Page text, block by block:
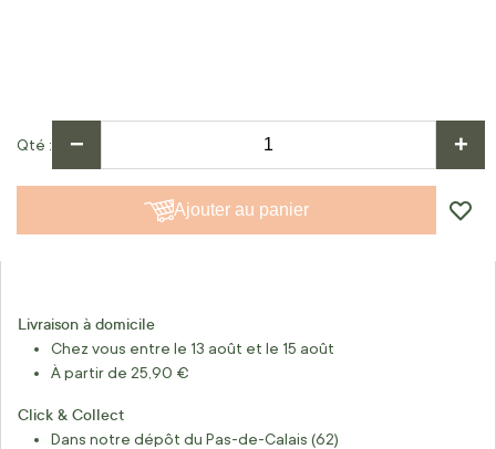
Qté − +
Ajouter au panier
Livraison à domicile
Chez vous entre le 13 août et le 15 août
À partir de 25,90 €
Click & Collect
Dans notre dépôt du Pas-de-Calais (62)